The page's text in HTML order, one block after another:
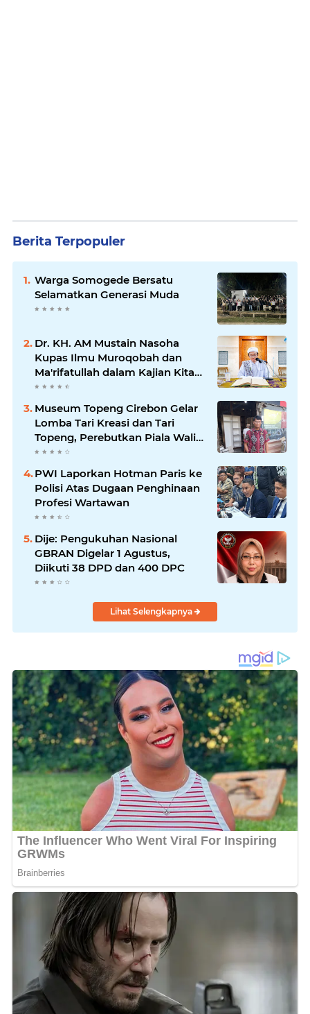
Berita Terpopuler
Warga Somogede Bersatu
Selamatkan Generasi Muda
Dr. KH. AM Mustain Nasoha
Kupas Ilmu Muroqobah dan
Ma'rifatullah dalam Kajian Kitab
Ihya' Ulumuddin
Museum Topeng Cirebon Gelar
Lomba Tari Kreasi dan Tari
Topeng, Perebutkan Piala Wali
Kota
PWI Laporkan Hotman Paris ke
Polisi Atas Dugaan Penghinaan
Profesi Wartawan
Dije: Pengukuhan Nasional
GBRAN Digelar 1 Agustus,
Diikuti 38 DPD dan 400 DPC
Lihat Selengkapnya